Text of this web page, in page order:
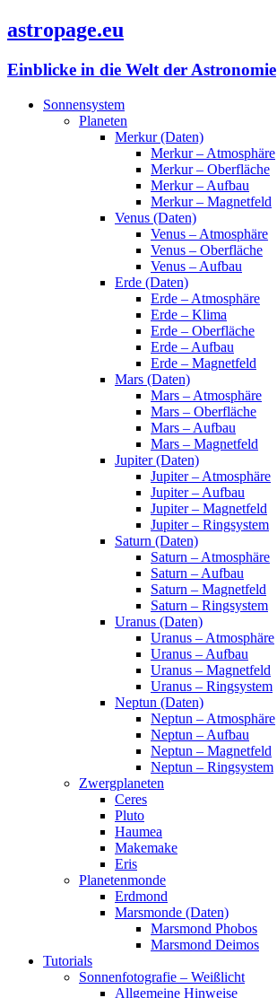
astropage.eu
Einblicke in die Welt der Astronomie
Sonnensystem
Planeten
Merkur (Daten)
Merkur – Atmosphäre
Merkur – Oberfläche
Merkur – Aufbau
Merkur – Magnetfeld
Venus (Daten)
Venus – Atmosphäre
Venus – Oberfläche
Venus – Aufbau
Erde (Daten)
Erde – Atmosphäre
Erde – Klima
Erde – Oberfläche
Erde – Aufbau
Erde – Magnetfeld
Mars (Daten)
Mars – Atmosphäre
Mars – Oberfläche
Mars – Aufbau
Mars – Magnetfeld
Jupiter (Daten)
Jupiter – Atmosphäre
Jupiter – Aufbau
Jupiter – Magnetfeld
Jupiter – Ringsystem
Saturn (Daten)
Saturn – Atmosphäre
Saturn – Aufbau
Saturn – Magnetfeld
Saturn – Ringsystem
Uranus (Daten)
Uranus – Atmosphäre
Uranus – Aufbau
Uranus – Magnetfeld
Uranus – Ringsystem
Neptun (Daten)
Neptun – Atmosphäre
Neptun – Aufbau
Neptun – Magnetfeld
Neptun – Ringsystem
Zwergplaneten
Ceres
Pluto
Haumea
Makemake
Eris
Planetenmonde
Erdmond
Marsmonde (Daten)
Marsmond Phobos
Marsmond Deimos
Tutorials
Sonnenfotografie – Weißlicht
Allgemeine Hinweise